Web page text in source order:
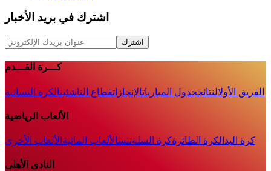
اشترك في بريد الأخبار
اشترك
كـــرة القـــدم
الفريق الأولالنتائججدول المبارياتالإنجازاتقطاع الناشئينالكرة النسائية
الألعاب الرياضية
كرة اليد الكرة الطائرةكرة السلةتنسالألعاب المائية الألعاب الأخرى
النادى الأهلى